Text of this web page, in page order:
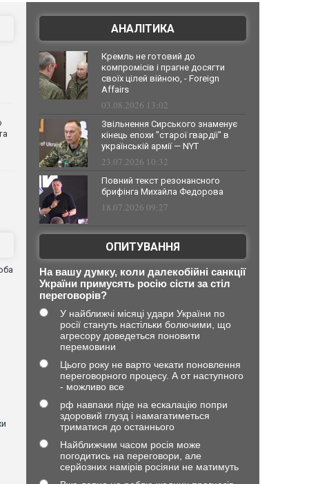
АНАЛІТИКА
Кремль не готовий до
компромісів і прагне досягти
своїх цілей війною, - Foreign
Affairs
03.08.2026 13:02
Звільнення Сирського знаменує
кінець епохи "старої гвардії" в
українській армії — NYT
23.07.2026 10:32
Повний текст резонансного
брифінга Михайла Федорова
18.07.2026 09:27
ОПИТУВАННЯ
На вашу думку, коли далекобійні санкції
України примусять росію сісти за стіл
переговорів?
У найближчі місяці удари України по
росії стануть настільки болючими, що
агресору доведеться поновити
перемовини
Цього року не варто чекати поновлення
переговорного процесу. А от наступного
- можливо все
рф навпаки піде на ескалацію попри
здоровий глузд і намагатиметься
триматися до останнього
Найближчим часом росія може
погодитись на переговори, але
серйозних намірів росіяни не матимуть